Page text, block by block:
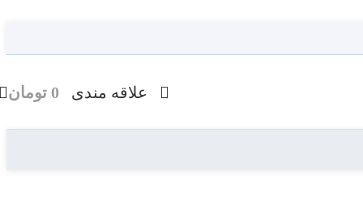
علاقه مندی 0 تومان